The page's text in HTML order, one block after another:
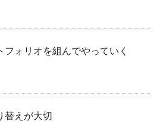
ォリオを組んでやっていく
替えが大切